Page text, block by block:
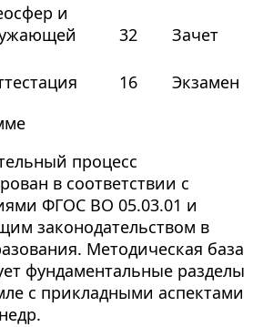
и
32 Зачет
16
Экзамен
процесс
в соответствии с
ФГОС ВО 05.03.01 и
законодательством в
Методическая база
фундаментальные разделы
с прикладными аспектами